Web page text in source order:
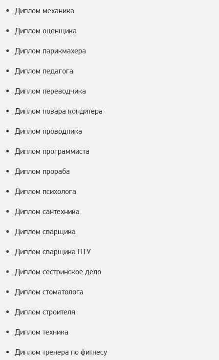
Диплом механика
Диплом оценщика
Диплом парикмахера
Диплом педагога
Диплом переводчика
Диплом повара кондитера
Диплом проводника
Диплом программиста
Диплом прораба
Диплом психолога
Диплом сантехника
Диплом сварщика
Диплом сварщика ПТУ
Диплом сестринское дело
Диплом стоматолога
Диплом строителя
Диплом техника
Диплом тренера по фитнесу